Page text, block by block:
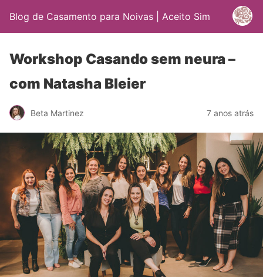
Blog de Casamento para Noivas | Aceito Sim
Workshop Casando sem neura –
com Natasha Bleier
Beta Martinez 7 anos atrás